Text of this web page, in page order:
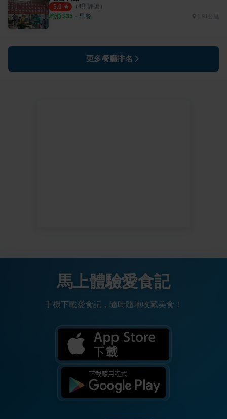
5.0 （ 4則評論）
均消 $35 ・ 早餐
更多餐廳排名
馬上體驗愛食記
手機下載愛食記，隨時隨地收藏美食！